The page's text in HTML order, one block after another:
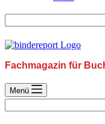
Fachmagazin für
Menü